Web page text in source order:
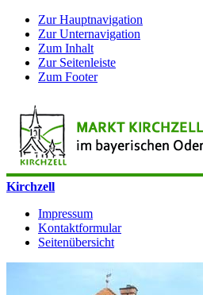
Zur Hauptnavigation
Zur Unternavigation
Zum Inhalt
Zur Seitenleiste
Zum Footer
Kirchzell
Impressum
Kontaktformular
Seitenübersicht